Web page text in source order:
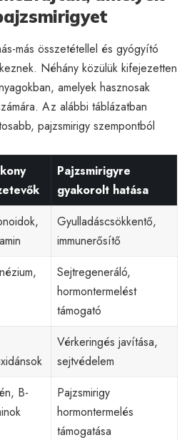
más összetétellel és gyógyító
Néhány közülük kifejezetten
amelyek hasznosak
Az alábbi táblázatban
pajzsmirigy szempontból
Pajzsmirigyre
gyakorolt hatása
Gyulladáscsökkentő,
immunerősítő
Sejtregeneráló,
hormontermelést
támogató
Vérkeringés javítása,
sejtvédelem
B-
Pajzsmirigy
hormontermelés
támogatása